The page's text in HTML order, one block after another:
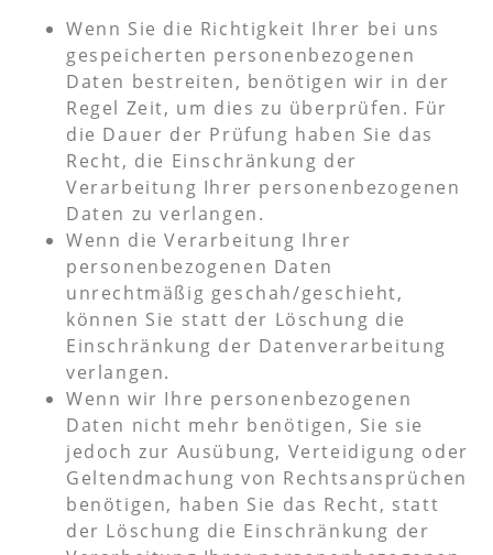
Wenn Sie die Richtigkeit Ihrer bei uns
gespeicherten personenbezogenen
Daten bestreiten, benötigen wir in der
Regel Zeit, um dies zu überprüfen. Für
die Dauer der Prüfung haben Sie das
Recht, die Einschränkung der
Verarbeitung Ihrer personenbezogenen
Daten zu verlangen.
Wenn die Verarbeitung Ihrer
personenbezogenen Daten
unrechtmäßig geschah/geschieht,
können Sie statt der Löschung die
Einschränkung der Datenverarbeitung
verlangen.
Wenn wir Ihre personenbezogenen
Daten nicht mehr benötigen, Sie sie
jedoch zur Ausübung, Verteidigung oder
Geltendmachung von Rechtsansprüchen
benötigen, haben Sie das Recht, statt
der Löschung die Einschränkung der